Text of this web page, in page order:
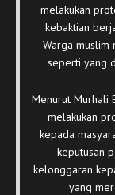
melakukan
kebaktian
Warga muslim
seperti yang
Menurut Murhali
melakukan
kepada
keputusan
kelonggaran
yang